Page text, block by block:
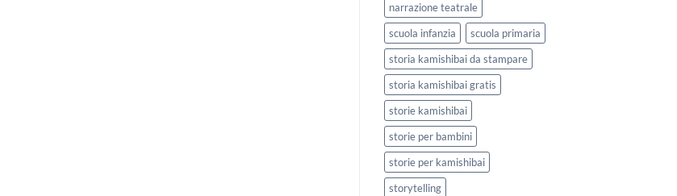
narrazione teatrale
scuola infanzia
scuola primaria
storia kamishibai da stampare
storia kamishibai gratis
storie kamishibai
storie per bambini
storie per kamishibai
storytelling